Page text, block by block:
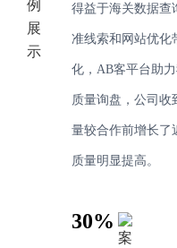
得益于海关数据查
准线索和网站优化
化，AB客平台助
质量询盘，公司收
量较合作前增长了
质量明显提高。
30%